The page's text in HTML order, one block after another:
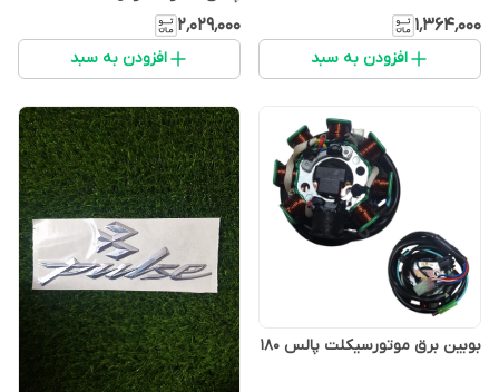
۱٬۳۶۴٬۰۰۰
افزودن به سبد
۲٬۰۲۹٬۰۰۰
افزودن به سبد
بوبین برق موتورسیکلت پالس ۱۸۰